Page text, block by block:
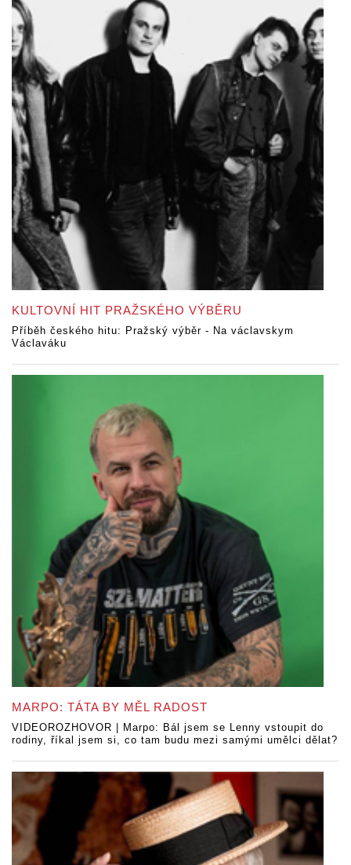
KULTOVNÍ HIT PRAŽSKÉHO VÝBĚRU
Příběh českého hitu: Pražský výběr - Na václavskym
Václaváku
MARPO: TÁTA BY MĚL RADOST
VIDEOROZHOVOR | Marpo: Bál jsem se Lenny vstoupit do
rodiny, říkal jsem si, co tam budu mezi samými umělci dělat?